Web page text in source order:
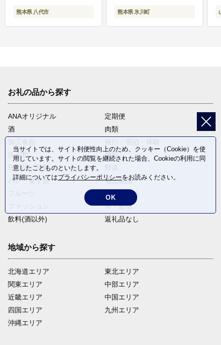
熊本県 八代市 熊本県 氷川町
お礼の品から探す
ANAオリジナル
定期便
酒
肉類
魚介類
麺類
日用品・雑貨
パン・菓子類
電化製品
卵・乳製品
米・穀物
飲料(酒以外)
返礼品なし
地域から探す
北海道エリア
関東エリア
近畿エリア
四国エリア
沖縄エリア
東北エリア
中部エリア
中国エリア
九州エリア
当サイトでは、サイト利便性向上のため、クッキー（Cookie）を使
用しています。サイトの閲覧を継続された場合、Cookieの利用に同
意したことものといたします。
詳細についてはプライバシーポリシーをお読みください。
OK